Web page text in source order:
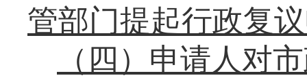
管部门提起行政复
（四）申请人对